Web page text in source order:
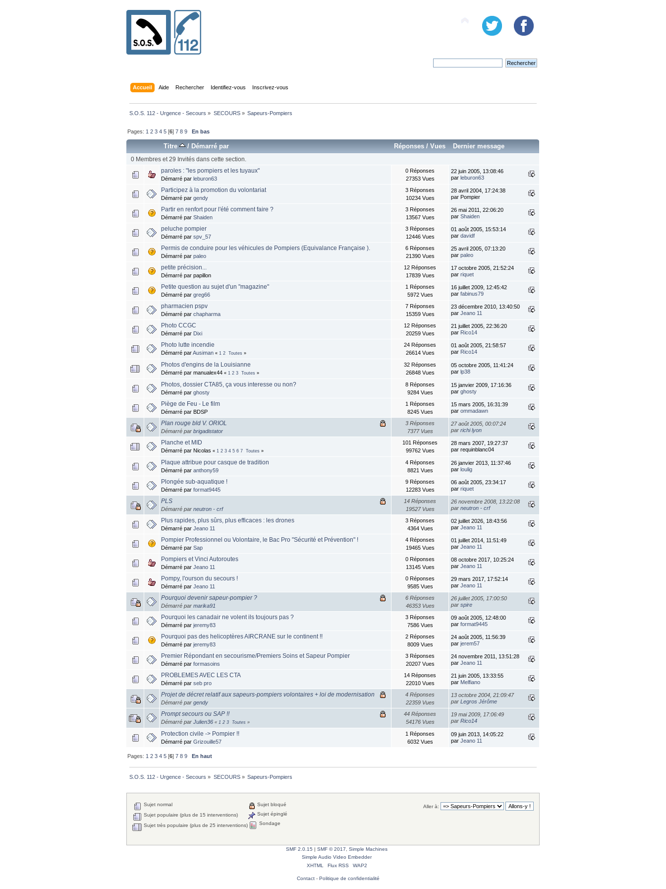
Accueil Aide Rechercher Identifiez-vous Inscrivez-vous
S.O.S. 112 - Urgence - Secours » SECOURS» Sapeurs-Pompiers
Pages: 1 2 3 4 5 [6]7 8 9 En bas
Titre /Démarré par Réponses /Vues Dernier message
0 Membres et 29 Invités dans cette section.
paroles : "les pompiers et les tuyaux"
Démarré parleburon63
0 Réponses
27353 Vues
22 juin 2005, 13:08:46
parleburon63
Participez à la promotion du volontariat
Démarré pargendy
3 Réponses
10234 Vues
28 avril 2004, 17:24:38
par Pompier
Partir en renfort pour l'été comment faire ?
Démarré parShaiden
3 Réponses
13567 Vues
26 mai 2011, 22:06:20
parShaiden
peluche pompier
Démarré parspv_57
3 Réponses
12446 Vues
01 août 2005, 15:53:14
pardavidf
Permis de conduire pour les véhicules de Pompiers (Equivalance Française ).
Démarré parpaleo
6 Réponses
21390 Vues
25 avril 2005, 07:13:20
parpaleo
petite précision...
Démarré par papillon
12 Réponses
17839 Vues
17 octobre 2005, 21:52:24
parriquet
Petite question au sujet d'un "magazine"
Démarré pargreg66
1 Réponses
5972 Vues
16 juillet 2009, 12:45:42
parfabinus79
pharmacien pspv
Démarré parchapharma
7 Réponses
15359 Vues
23 décembre 2010, 13:40:50
parJeano 11
Photo CCGC
Démarré par Dixi
12 Réponses
20259 Vues
21 juillet 2005, 22:36:20
par Rico14
Photo lutte incendie
Démarré parAusiman « 1 2 Toutes »
24 Réponses
26614 Vues
01 août 2005, 21:58:57
par Rico14
Photos d'engins de la Louisianne
Démarré par manualex44« 1 2 3 Toutes »
32 Réponses
26848 Vues
05 octobre 2005, 11:41:24
parlp38
Photos, dossier CTA85, ça vous interesse ou non?
Démarré parghosty
8 Réponses
9284 Vues
15 janvier 2009, 17:16:36
parghosty
Piège de Feu - Le film
Démarré par BDSP
1 Réponses
8245 Vues
15 mars 2005, 16:31:39
parommadawn
Plan rouge bld V. ORIOL
Démarré parbrigadistator
3 Réponses
7377 Vues
27 août 2005, 00:07:24
parrichi lyon
Planche et MID
Démarré par Nicolas« 1 2 3 4 5 6 7 Toutes »
101 Réponses
99762 Vues
28 mars 2007, 19:27:37
par requinblanc04
Plaque attribue pour casque de tradition
Démarré paranthony59
4 Réponses
8821 Vues
26 janvier 2013, 11:37:46
parloulig
Plongée sub-aquatique !
Démarré parformat9445
9 Réponses
12283 Vues
06 août 2005, 23:34:17
parriquet
PLS
Démarré parneutron - crf
14 Réponses
19527 Vues
26 novembre 2008, 13:22:08
parneutron - crf
Plus rapides, plus sûrs, plus efficaces : les drones
Démarré parJeano 11
3 Réponses
4364 Vues
02 juillet 2026, 18:43:56
parJeano 11
Pompier Professionnel ou Volontaire, le Bac Pro "Sécurité et Prévention" !
Démarré parSap
4 Réponses
19465 Vues
01 juillet 2014, 11:51:49
parJeano 11
Pompiers et Vinci Autoroutes
Démarré parJeano 11
0 Réponses
13145 Vues
08 octobre 2017, 10:25:24
parJeano 11
Pompy, l'ourson du secours !
Démarré parJeano 11
0 Réponses
9585 Vues
29 mars 2017, 17:52:14
parJeano 11
Pourquoi devenir sapeur-pompier ?
Démarré parmarika91
6 Réponses
46353 Vues
26 juillet 2005, 17:00:50
parspire
Pourquoi les canadair ne volent ils toujours pas ?
Démarré parjeremy83
3 Réponses
7586 Vues
09 août 2005, 12:48:00
parformat9445
Pourquoi pas des helicoptères AIRCRANE sur le continent !!
Démarré parjeremy83
2 Réponses
8009 Vues
24 août 2005, 11:56:39
parjerem57
Premier Répondant en secourisme/Premiers Soins et Sapeur Pompier
Démarré parformasoins
3 Réponses
20207 Vues
24 novembre 2011, 13:51:28
parJeano 11
PROBLEMES AVEC LES CTA
Démarré parseb pro
14 Réponses
22010 Vues
21 juin 2005, 13:33:55
par Melfiano
Projet de décret relatif aux sapeurs-pompiers volontaires + loi de modernisation
Démarré pargendy
4 Réponses
22359 Vues
13 octobre 2004, 21:09:47
parLegros Jérôme
Prompt secours ou SAP !!
Démarré parJulien36 « 1 2 3 Toutes »
44 Réponses
54176 Vues
19 mai 2009, 17:06:49
parRico14
Protection civile -> Pompier !!
Démarré parGrizouille57
1 Réponses
6032 Vues
09 juin 2013, 14:05:22
parJeano 11
Pages: 1 2 3 4 5 [6]7 8 9 En haut
S.O.S. 112 - Urgence - Secours » SECOURS» Sapeurs-Pompiers
Aller à:
Sujet normal
Sujet populaire (plus de 15 interventions)
Sujet très populaire (plus de 25 interventions)
Sujet bloqué
Sujet épinglé
Sondage
SMF 2.0.15 SMF © 2017, Simple Machines
Simple Audio Video Embedder
XHTML
Flux RSS WAP2
Contact- Politique de confidentialité